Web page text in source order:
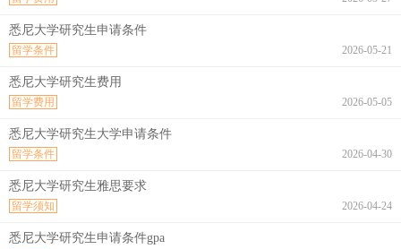
悉尼大学研究生申请条件
2026-05-21
留学条件
悉尼大学研究生费用
2026-05-05
留学费用
悉尼大学研究生大学申请条件
2026-04-30
留学条件
悉尼大学研究生雅思要求
2026-04-24
留学须知
悉尼大学研究生申请条件gpa